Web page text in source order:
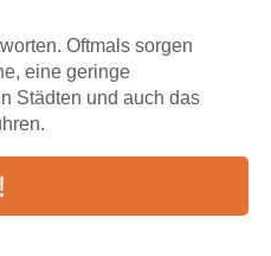
Oftmals sorgen
eine geringe
Städten und auch das